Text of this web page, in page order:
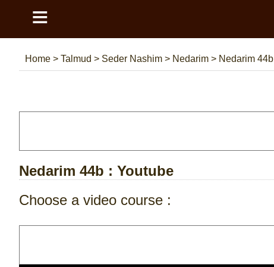
≡
Home > Talmud > Seder Nashim > Nedarim > Nedarim 44b
Nedarim 44b : Youtube
Choose a video course :